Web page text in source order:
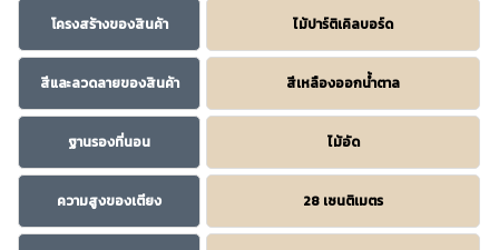
โครงสร้างของสินค้า ไม้ปาร์ติเคิลบอร์ด
สีและลวดลายของสินค้า สีเหลืองออกน้ำตาล
ฐานรองที่นอน ไม้อัด
ความสูงของเตียง 28 เซนติเมตร